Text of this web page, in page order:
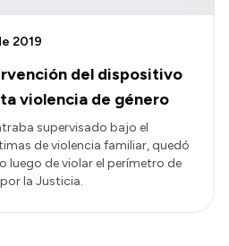
del dispositivo
violencia de género
2019
supervisado bajo el
de violencia familiar, quedó
luego de violar el perímetro de
la Justicia.